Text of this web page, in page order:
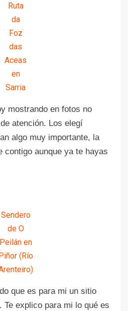
Ruta
da
Foz
das
Aceas
en
Sarria
mostrando en fotos no
atención. Los elegí
algo muy importante, la
contigo aunque ya te hayas
Sendero
de O
Peilán en
(Río
que es para mi un sitio
Te explico para mi lo qué es